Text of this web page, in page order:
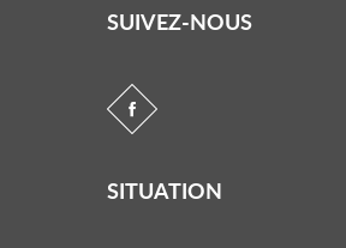
SUIVEZ-NOUS
SITUATION